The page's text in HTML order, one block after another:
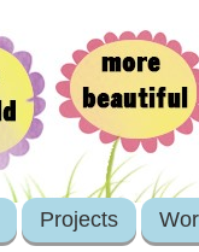
Projects